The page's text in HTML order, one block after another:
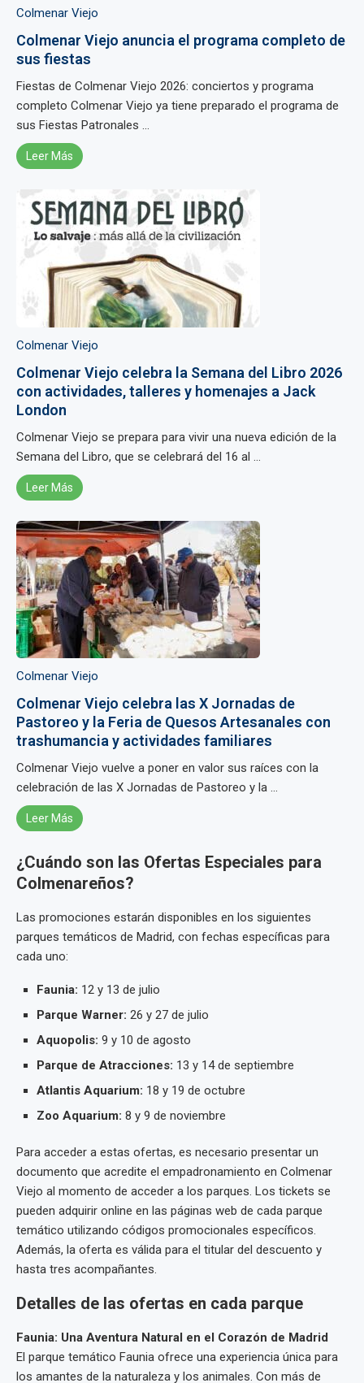
Colmenar Viejo
Colmenar Viejo anuncia el programa completo de
sus fiestas
Fiestas de Colmenar Viejo 2026: conciertos y programa
completo Colmenar Viejo ya tiene preparado el programa de
sus Fiestas Patronales ...
Leer Más
Colmenar Viejo
Colmenar Viejo celebra la Semana del Libro 2026
con actividades, talleres y homenajes a Jack
London
Colmenar Viejo se prepara para vivir una nueva edición de la
Semana del Libro, que se celebrará del 16 al ...
Leer Más
Colmenar Viejo
Colmenar Viejo celebra las X Jornadas de
Pastoreo y la Feria de Quesos Artesanales con
trashumancia y actividades familiares
Colmenar Viejo vuelve a poner en valor sus raíces con la
celebración de las X Jornadas de Pastoreo y la ...
Leer Más
¿Cuándo son las Ofertas Especiales para
Colmenareños?
Las promociones estarán disponibles en los siguientes
parques temáticos de Madrid, con fechas específicas para
cada uno:
Faunia: 12 y 13 de julio
Parque Warner: 26 y 27 de julio
Aquopolis: 9 y 10 de agosto
Parque de Atracciones: 13 y 14 de septiembre
Atlantis Aquarium: 18 y 19 de octubre
Zoo Aquarium: 8 y 9 de noviembre
Para acceder a estas ofertas, es necesario presentar un
documento que acredite el empadronamiento en Colmenar
Viejo al momento de acceder a los parques. Los tickets se
pueden adquirir online en las páginas web de cada parque
temático utilizando códigos promocionales específicos.
Además, la oferta es válida para el titular del descuento y
hasta tres acompañantes.
Detalles de las ofertas en cada parque
Faunia: Una Aventura Natural en el Corazón de Madrid
El parque temático Faunia ofrece una experiencia única para
los amantes de la naturaleza y los animales. Con más de